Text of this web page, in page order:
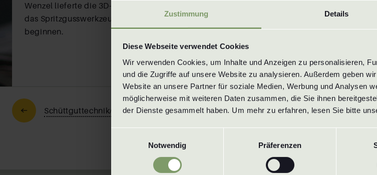
Zustimmung Details
Diese Webseite verwendet Cookies
Wir verwenden Cookies, um Inhalte und Anzeigen zu personalisieren,
und die Zugriffe auf unsere Website zu analysieren. Außerdem geben
Website an unsere Partner für soziale Medien, Werbung und Analysen
möglicherweise mit weiteren Daten zusammen, die Sie ihnen
der Dienste gesammelt haben. Um mehr zu erfahren, lesen Sie bitte
Notwendig
Präferenzen
Wenzel lieferte die 3D-Daten der Düsengeometrie zur Implementierung in
das Spritzgusswerkzeug an den Hersteller und die Serienfertigung konnte
beginnen.
Schüttguttechnik/Anlagenbau
zurück zur Übersicht